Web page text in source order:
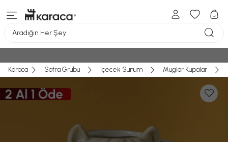
Aradığın Her Şey
Karaca Sofra Grubu İçecek Sunum Muglar Kupalar